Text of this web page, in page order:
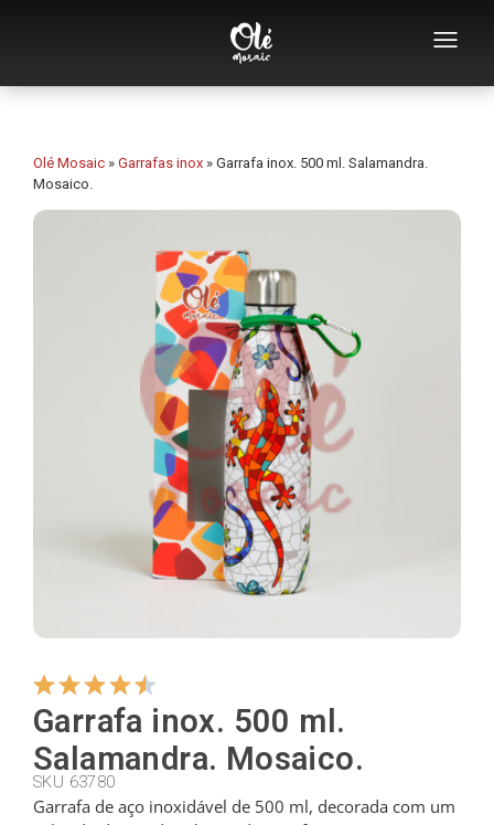
Quem somos
Lembranças por categoria
Abridores
Chávenas
Tigelas
Cinzeiros
Cabides
Cortadores
Colheres de chá
Olé Mosaic » Garrafas inox » Garrafa inox. 500 ml. Salamandra.
Mosaico.
Garrafa inox. 500 ml.
Salamandra. Mosaico.
SKU 63780
Garrafa de aço inoxidável de 500 ml, decorada com um